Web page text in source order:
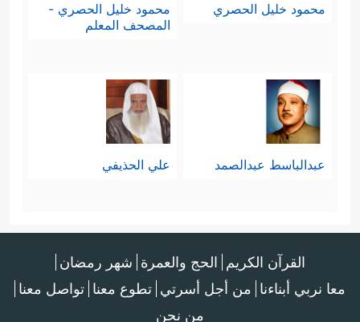
محمود خليل الحصري
محمود خليل الحصري -
المصحف المعلم
عبدالباسط عبدالصمد علي الحذيفي
القرآن الكريم الحج والعمرة شهر رمضان
معا نربي أبناءنا من أجل أسرتي تطوع معنا تواصل معنا
من نحن